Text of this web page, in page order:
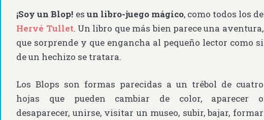
¡Soy un Blop! es un libro-juego mágico, como todos los de
Hervé Tullet. Un libro que más bien parece una aventura,
que sorprende y que engancha al pequeño lector como si
de un hechizo se tratara.
Los Blops son formas parecidas a un trébol de cuatro
hojas que pueden cambiar de color, aparecer o
desaparecer, unirse, visitar un museo, subir, bajar, formar